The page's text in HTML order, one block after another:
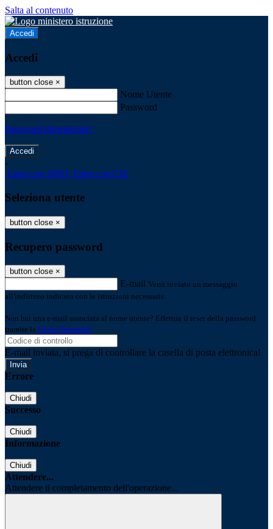
Salta al contenuto
Accedi
Accedi
button close ×
Nome Utente
Password
Password dimenticata?
-
Entra con SPID Entra con CIE
Seleziona utente
button close ×
Recupero password
button close ×
E-mail Verrà inviato un messaggio
all'indirizzo indicato con le istruzioni necessarie.
Non hai una e-mail associata al nome utente? Effettua il reset della password
tramite la Login Spaggiari
E-mail inviata, si prega di controllare la casella di posta elettronica!
Errore
Chiudi
Successo
Chiudi
Informazione
Chiudi
Attendere...
Attendere il completamento dell'operazione...